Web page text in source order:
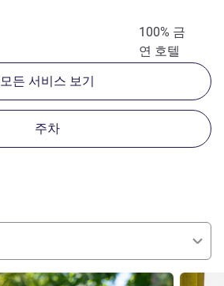
100% 금
연 호텔
모든 서비스 보기
주차
세부 정